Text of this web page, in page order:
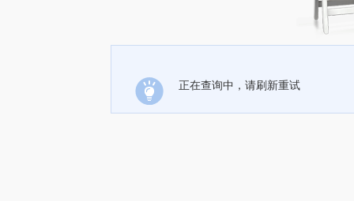
正在查询中，请刷新重试